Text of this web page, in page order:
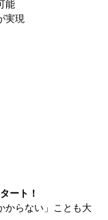
能
実現
ート！
からない」ことも大